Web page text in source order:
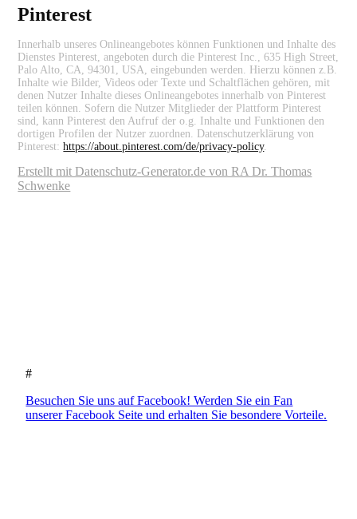
Pinterest
Innerhalb unseres Onlineangebotes können Funktionen und Inhalte des
Dienstes Pinterest, angeboten durch die Pinterest Inc., 635 High Street,
Palo Alto, CA, 94301, USA, eingebunden werden. Hierzu können z.B.
Inhalte wie Bilder, Videos oder Texte und Schaltflächen gehören, mit
denen Nutzer Inhalte dieses Onlineangebotes innerhalb von Pinterest
teilen können. Sofern die Nutzer Mitglieder der Plattform Pinterest
sind, kann Pinterest den Aufruf der o.g. Inhalte und Funktionen den
dortigen Profilen der Nutzer zuordnen. Datenschutzerklärung von
Pinterest:https://about.pinterest.com/de/privacy-policy.
Erstellt mit Datenschutz-Generator.de von RA Dr. Thomas
Schwenke
#
Besuchen Sie uns auf Facebook! Werden Sie ein Fan
unserer Facebook Seite und erhalten Sie besondere Vorteile.